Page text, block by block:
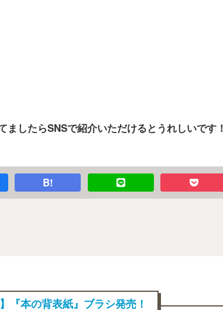
したらSNSで紹介いただけるとうれしいです！
B!
『本の背表紙』ブラシ発売！